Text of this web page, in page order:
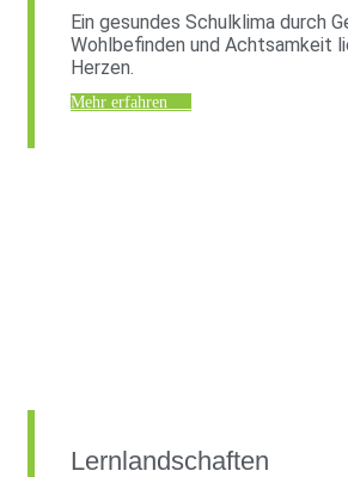
Ein gesundes Schulklima durch
Wohlbefinden und Achtsamkeit
Herzen.
Mehr erfahren
Lernlandschaften